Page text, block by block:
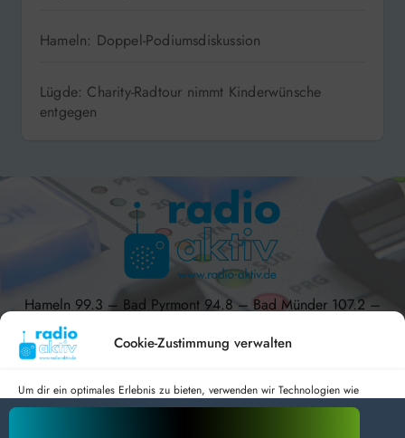
Cookie-Zustimmung verwalten
Um dir ein optimales Erlebnis zu bieten, verwenden wir Technologien wie
Cookies, um Geräteinformationen zu speichern und/oder darauf zuzugreifen.
Hameln: Doppel-Podiumsdiskussion
Lügde: Charity-Radtour nimmt Kinderwünsche
entgegen
Hameln 99.3 – Bad Pyrmont 94.8 – Bad Münder 107.2 –
radio aktiv e.V.